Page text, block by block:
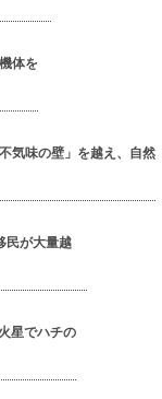
体を
気味の壁」を越え、自然
民が大量越
星でハチの